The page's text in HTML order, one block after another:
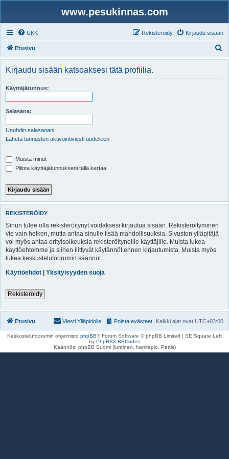
www.pesukinnas.com
UKK Kirjaudu sisään
Rekisteröidy
Etusivu
t
Kirjaudu sisään katsoaksesi tätä profiilia.
Käyttäjätunnus:
Salasana:
Unohdin salasanani
Lähetä tunnusten aktivointiviesti uudelleen
Muista minut
Piilota käyttäjätunnukseni tällä kertaa
REKISTERÖIDY
Sinun tulee olla rekisteröitynyt voidaksesi kirjautua sisään. Rekisteröityminen
vie vain hetken, mutta antaa sinulle lisää mahdollisuuksia. Sivuston ylläpitäjä
voi myös antaa erityisoikeuksia rekisteröityneille käyttäjille. Muista lukea
käyttöehtomme ja siihen liittyvät käytännöt ennen kirjautumista. Muista myös
lukea keskustelufoorumin säännöt.
Käyttöehdot | Yksityisyyden suoja
Rekisteröidy
Etusivu Kaikki ajat ovat UTC+03:00
Poista evästeet
Viesti Ylläpidolle
Keskustelufoorumin ohjelmisto phpBB® Forum Software © phpBB Limited | SE Square Left
by PhpBB3 BBCodes
Käännös: phpBB Suomi (lurttinen, harritapio, Pettis)